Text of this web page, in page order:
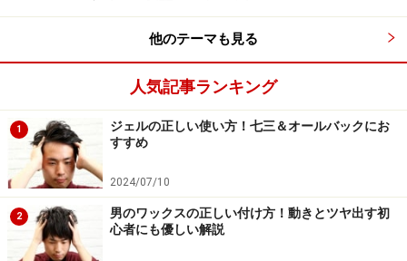
パーマ：なし。NOパーマ。前髪、髪全体のクセが気にな
る場合はストレートパーマでフレッシュにかっこよく。
顔型・髪質
顔型：逆三角型 丸型 卵型
髪質：ややクセ～直毛
毛量：少なめ～多い
硬さ： 柔らかい～硬い
他のテーマも見る
人気記事ランキング
1
ジェルの正しい使い方！七三＆オールバックにお
すすめ
2024/07/10
2
男のワックスの正しい付け方！動きとツヤ出す初
心者にも優しい解説